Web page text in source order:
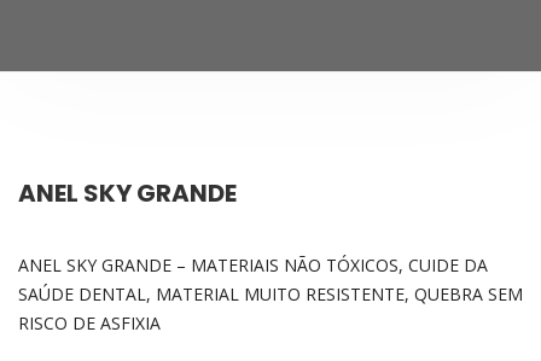
ANEL SKY GRANDE
ANEL SKY GRANDE – MATERIAIS NÃO TÓXICOS, CUIDE DA
SAÚDE DENTAL, MATERIAL MUITO RESISTENTE, QUEBRA SEM
RISCO DE ASFIXIA